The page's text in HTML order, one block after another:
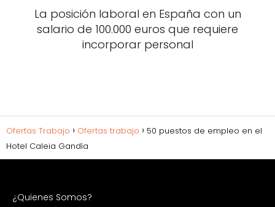
La posición laboral en España con un
salario de 100.000 euros que requiere
incorporar personal
Ofertas Trabajo Ofertas trabajo
50 puestos de empleo en el
Hotel Caleia Gandía
¿Quienes Somos?